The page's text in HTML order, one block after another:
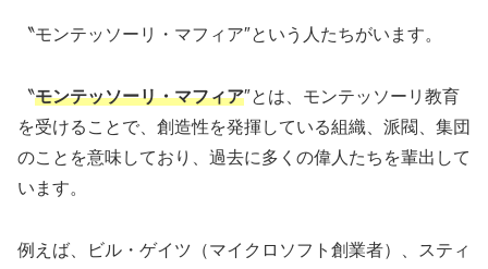
〝モンテッソーリ・マフィア″という人たちがいます。
〝モンテッソーリ・マフィア″とは、モンテッソーリ教育
を受けることで、創造性を発揮している組織、派閥、集団
のことを意味しており、過去に多くの偉人たちを輩出して
います。
例えば、ビル・ゲイツ（マイクロソフト創業者）、スティ